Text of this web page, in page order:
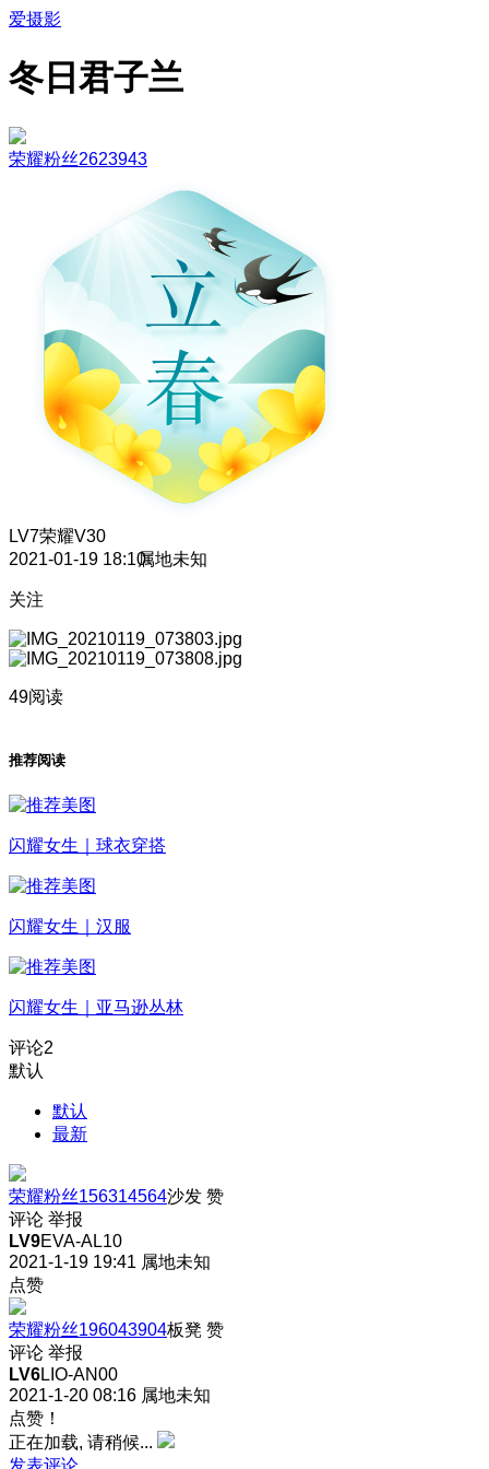
爱摄影
冬日君子兰
荣耀粉丝2623943
LV7荣耀V30
2021-01-19 18:10属地未知
关注
49阅读
推荐阅读
闪耀女生｜球衣穿搭
闪耀女生｜汉服
闪耀女生｜亚马逊丛林
评论2
默认
默认
最新
荣耀粉丝156314564沙发 赞
评论 举报
LV9EVA-AL10
2021-1-19 19:41 属地未知
点赞
荣耀粉丝196043904板凳 赞
评论 举报
LV6LIO-AN00
2021-1-20 08:16 属地未知
点赞！
正在加载, 请稍候...